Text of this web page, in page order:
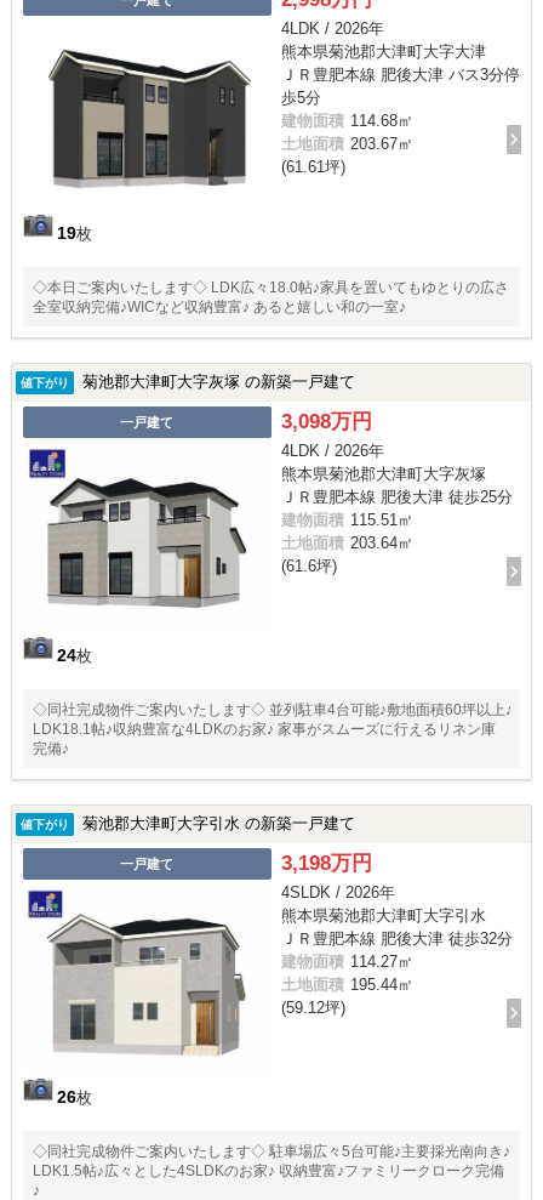
19枚
4LDK / 2026年
熊本県菊池郡大津町大字大津
ＪＲ豊肥本線 肥後大津 バス3分停
歩5分
建物面積 114.68㎡
土地面積 203.67㎡
(61.61坪)
◇本日ご案内いたします◇ LDK広々18.0帖♪家具を置いてもゆとりの広さ♪
全室収納完備♪WICなど収納豊富♪ あると嬉しい和の一室♪
値下がり 菊池郡大津町大字灰塚 の新築一戸建て
一戸建て
24枚
3,098万円
4LDK / 2026年
熊本県菊池郡大津町大字灰塚
ＪＲ豊肥本線 肥後大津 徒歩25分
建物面積 115.51㎡
土地面積 203.64㎡
(61.6坪)
◇同社完成物件ご案内いたします◇ 並列駐車4台可能♪敷地面積60坪以上♪
LDK18.1帖♪収納豊富な4LDKのお家♪ 家事がスムーズに行えるリネン庫
完備♪
値下がり 菊池郡大津町大字引水 の新築一戸建て
一戸建て
26枚
3,198万円
4SLDK / 2026年
熊本県菊池郡大津町大字引水
ＪＲ豊肥本線 肥後大津 徒歩32分
建物面積 114.27㎡
土地面積 195.44㎡
(59.12坪)
◇同社完成物件ご案内いたします◇ 駐車場広々5台可能♪主要採光南向き♪
LDK1.5帖♪広々とした4SLDKのお家♪ 収納豊富♪ファミリークローク完備
♪